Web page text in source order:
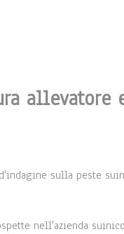
allevatore
sulla peste
nell'azienda